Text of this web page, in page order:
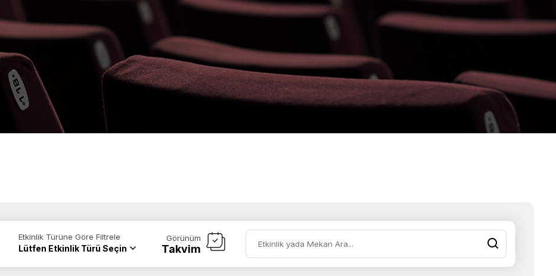
Etkinlik Türüne Göre Filtrele
Lütfen Etkinlik Türü Seçin
Görünüm
Takvim